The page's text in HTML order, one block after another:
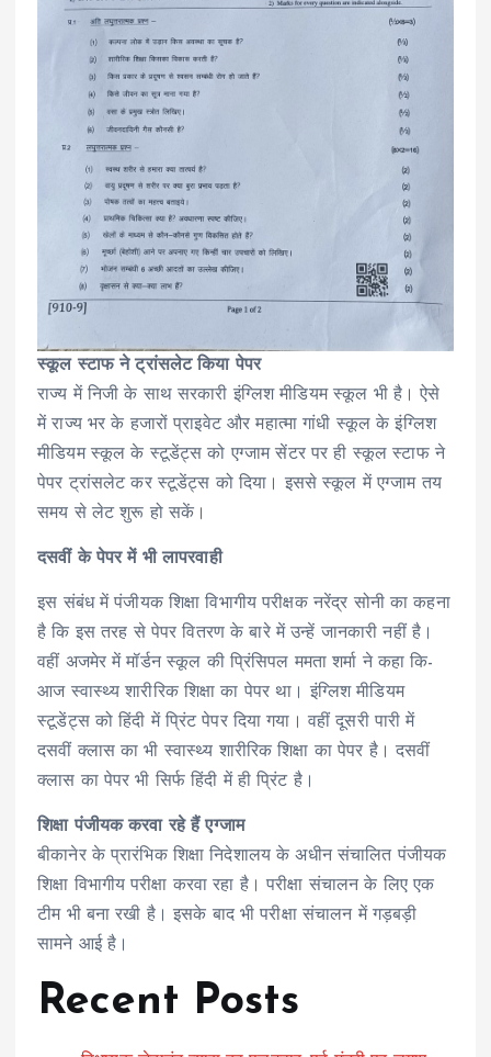
स्कूल स्टाफ ने ट्रांसलेट किया पेपर
राज्य में निजी के साथ सरकारी इंग्लिश मीडियम स्कूल भी है। ऐसे
में राज्य भर के हजारों प्राइवेट और महात्मा गांधी स्कूल के इंग्लिश
मीडियम स्कूल के स्टूडेंट्स को एग्जाम सेंटर पर ही स्कूल स्टाफ ने
पेपर ट्रांसलेट कर स्टूडेंट्स को दिया। इससे स्कूल में एग्जाम तय
समय से लेट शुरू हो सकें।
दसवीं के पेपर में भी लापरवाही
इस संबंध में पंजीयक शिक्षा विभागीय परीक्षक नरेंद्र सोनी का कहना
है कि इस तरह से पेपर वितरण के बारे में उन्हें जानकारी नहीं है।
वहीं अजमेर में मॉर्डन स्कूल की प्रिंसिपल ममता शर्मा ने कहा कि-
आज स्वास्थ्य शारीरिक शिक्षा का पेपर था। इंग्लिश मीडियम
स्टूडेंट्स को हिंदी में प्रिंट पेपर दिया गया। वहीं दूसरी पारी में
दसवीं क्लास का भी स्वास्थ्य शारीरिक शिक्षा का पेपर है। दसवीं
क्लास का पेपर भी सिर्फ हिंदी में ही प्रिंट है।
शिक्षा पंजीयक करवा रहे हैं एग्जाम
बीकानेर के प्रारंभिक शिक्षा निदेशालय के अधीन संचालित पंजीयक
शिक्षा विभागीय परीक्षा करवा रहा है। परीक्षा संचालन के लिए एक
टीम भी बना रखी है। इसके बाद भी परीक्षा संचालन में गड़बड़ी
सामने आई है।
Recent Posts